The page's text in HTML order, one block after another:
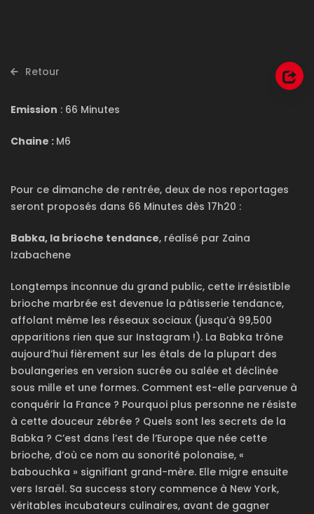
Retour
Emission : 66 Minutes
Chaine : M6
Pour ce dimanche de rentrée, deux de nos reportages
seront proposés dans 66 Minutes dès 17h20 :
Babka, la brioche tendance, réalisé par Zaina
Izabachene
Longtemps inconnue du grand public, cette irrésistible
brioche marbrée est devenue la pâtisserie tendance,
affolant même les réseaux sociaux (jusqu’à 99,500
apparitions rien que sur Instagram !). La Babka trône
aujourd’hui fièrement sur les étals de la plupart des
boulangeries en version sucrée ou salée et déclinée
sous mille et une formes. Comment est-elle parvenue à
conquérir la France ? Pourquoi plus personne ne résiste
à cette douceur zébrée ? Quels sont les secrets de la
Babka ? C’est dans l’est de l’Europe que née cette
brioche, d’où ce nom au sonorité polonaise, «
babouchka » signifiant grand-mère. Elle migre ensuite
vers Israël. Sa success story commence à New York,
véritables incubateurs culinaires, avant de gagner